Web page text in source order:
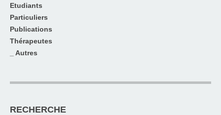
Etudiants
Particuliers
Publications
Thérapeutes
_ Autres
RECHERCHE